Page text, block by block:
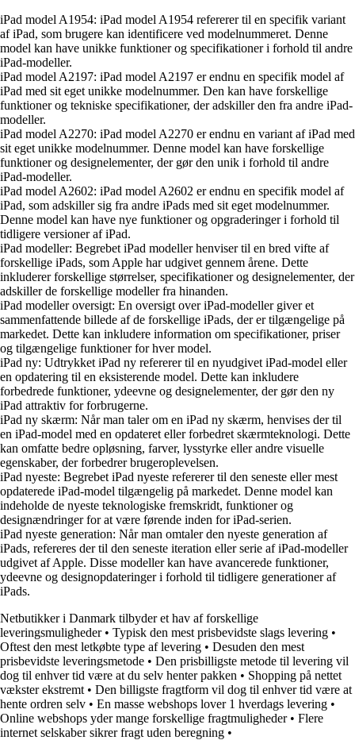
iPad model A1954: iPad model A1954 refererer til en specifik variant
af iPad, som brugere kan identificere ved modelnummeret. Denne
model kan have unikke funktioner og specifikationer i forhold til andre
iPad-modeller.
iPad model A2197: iPad model A2197 er endnu en specifik model af
iPad med sit eget unikke modelnummer. Den kan have forskellige
funktioner og tekniske specifikationer, der adskiller den fra andre iPad-
modeller.
iPad model A2270: iPad model A2270 er endnu en variant af iPad med
sit eget unikke modelnummer. Denne model kan have forskellige
funktioner og designelementer, der gør den unik i forhold til andre
iPad-modeller.
iPad model A2602: iPad model A2602 er endnu en specifik model af
iPad, som adskiller sig fra andre iPads med sit eget modelnummer.
Denne model kan have nye funktioner og opgraderinger i forhold til
tidligere versioner af iPad.
iPad modeller: Begrebet iPad modeller henviser til en bred vifte af
forskellige iPads, som Apple har udgivet gennem årene. Dette
inkluderer forskellige størrelser, specifikationer og designelementer, der
adskiller de forskellige modeller fra hinanden.
iPad modeller oversigt: En oversigt over iPad-modeller giver et
sammenfattende billede af de forskellige iPads, der er tilgængelige på
markedet. Dette kan inkludere information om specifikationer, priser
og tilgængelige funktioner for hver model.
iPad ny: Udtrykket iPad ny refererer til en nyudgivet iPad-model eller
en opdatering til en eksisterende model. Dette kan inkludere
forbedrede funktioner, ydeevne og designelementer, der gør den ny
iPad attraktiv for forbrugerne.
iPad ny skærm: Når man taler om en iPad ny skærm, henvises der til
en iPad-model med en opdateret eller forbedret skærmteknologi. Dette
kan omfatte bedre opløsning, farver, lysstyrke eller andre visuelle
egenskaber, der forbedrer brugeroplevelsen.
iPad nyeste: Begrebet iPad nyeste refererer til den seneste eller mest
opdaterede iPad-model tilgængelig på markedet. Denne model kan
indeholde de nyeste teknologiske fremskridt, funktioner og
designændringer for at være førende inden for iPad-serien.
iPad nyeste generation: Når man omtaler den nyeste generation af
iPads, refereres der til den seneste iteration eller serie af iPad-modeller
udgivet af Apple. Disse modeller kan have avancerede funktioner,
ydeevne og designopdateringer i forhold til tidligere generationer af
iPads.
Netbutikker i Danmark tilbyder et hav af forskellige
leveringsmuligheder• Typisk den mest prisbevidste slags levering •
Oftest den mest letkøbte type af levering • Desuden den mest
prisbevidste leveringsmetode • Den prisbilligste metode til levering vil
dog til enhver tid være at du selv henter pakken • Shopping på nettet
vækster ekstremt • Den billigste fragtform vil dog til enhver tid være at
hente ordren selv • En masse webshops lover 1 hverdags levering •
Online webshops yder mange forskellige fragtmuligheder• Flere
internet selskaber sikrer fragt uden beregning •